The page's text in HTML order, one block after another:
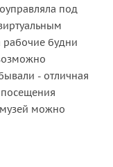
под
будни
- отличная
посещения
можно